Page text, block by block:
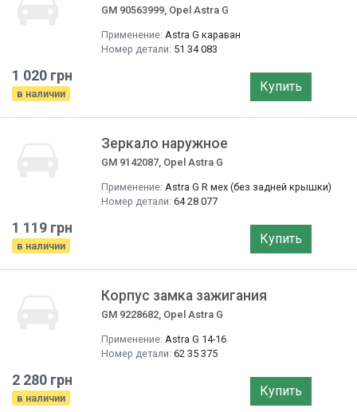
GM 90563999, Opel Astra G
Применение: Astra G караван
Номер детали: 51 34 083
1 020 грн
в наличии Купить
Зеркало наружное
GM 9142087, Opel Astra G
Применение: Astra G R мех (без задней крышки)
Номер детали: 64 28 077
1 119 грн
в наличии Купить
Корпус замка зажигания
GM 9228682, Opel Astra G
Применение: Astra G 14-16
Номер детали: 62 35 375
2 280 грн
в наличии Купить